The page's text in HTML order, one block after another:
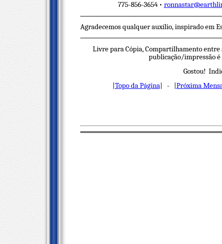
775-856-3654 •
Agradecemos qualquer auxílio, inspirado em
Livre para Cópia, Compartilhamento
publicação/impressão
Gostou!
Topo da Página| - | Próxima